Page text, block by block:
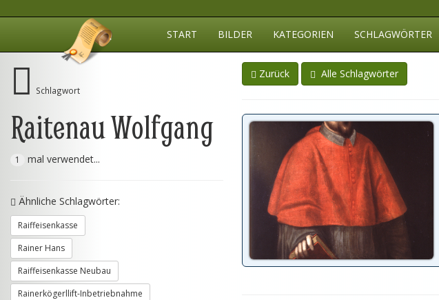
START BILDER KATEGORIEN SCHLAGWÖRTER
Schlagwort
Raitenau Wolfgang
1 mal verwendet...
Ähnliche Schlagwörter:
Raiffeisenkasse
Rainer Hans
Raiffeisenkasse Neubau
Rainerkögerllift-Inbetriebnahme
Zurück Alle Schlagwörter